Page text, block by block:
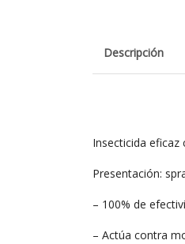
Descripción
Insecticida
Presentación:
– 100% de
– Actúa contra